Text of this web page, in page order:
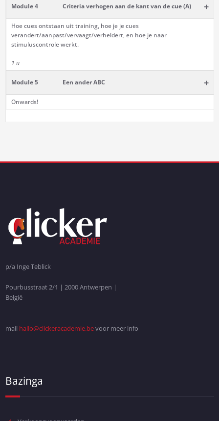
Module 4 Criteria verhogen aan de kant van de cue (A) +
Hoe cues ontstaan uit training, hoe je je cues
verandert/aanpast/vervaagt/verheldert, en hoe je naar
stimuluscontrole werkt.
1 u
Module 5 Een ander ABC +
Onwards!
p/a Inge Teblick
Pourbusstraat 2/1 | 2000 Antwerpen |
België
mail hallo@clickeracademie.bevoor meer info
Bazinga